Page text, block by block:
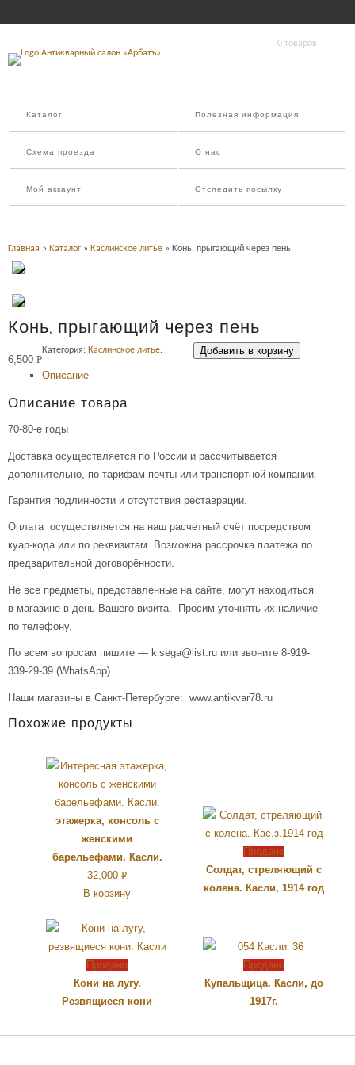
0 товаров
Каталог Полезная информация
Схема проезда О нас
Мой аккаунт Отследить посылку
Главная » Каталог » Каслинское литье » Конь, прыгающий через пень
Конь, прыгающий через пень
6,500 Р
УБ.
Добавить в корзину
Категория: Каслинское литье.
Описание
Описание товара
70-80-е годы
Доставка осуществляется по России и рассчитывается
дополнительно, по тарифам почты или транспортной компании.
Гарантия подлинности и отсутствия реставрации.
Оплата осуществляется на наш расчетный счёт посредством
куар-кода или по реквизитам. Возможна рассрочка платежа по
предварительной договорённости.
Не все предметы, представленные на сайте, могут находиться
в магазине в день Вашего визита. Просим уточнять их наличие
по телефону.
По всем вопросам пишите — kisega@list.ru или звоните 8-919-
339-29-39 (WhatsApp)
Наши магазины в Санкт-Петербурге: www.antikvar78.ru
Похожие продукты
этажерка, консоль с
женскими
барельефами. Касли.
32,000 Р
УБ.
В корзину
Продано
Солдат, стреляющий с
колена. Касли, 1914 год
Продано
Кони на лугу.
Резвящиеся кони
Продано
Купальщица. Касли, до
1917г.